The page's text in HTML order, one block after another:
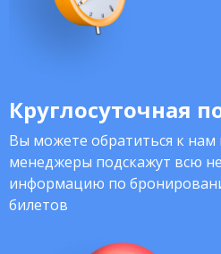
Круглосуточная
Вы можете обратиться к
менеджеры подскажут всю
информацию по
билетов